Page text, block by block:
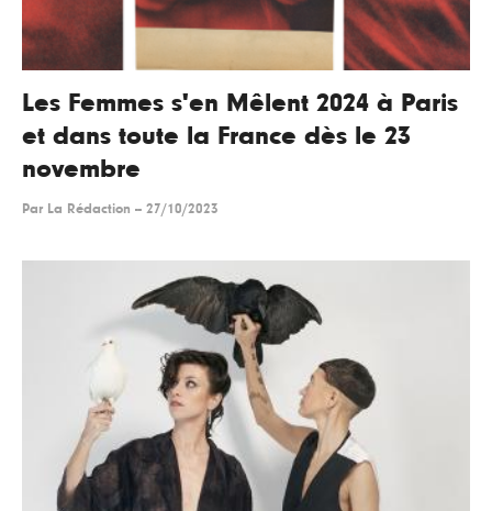
Les Femmes s'en Mêlent 2024 à Paris
et dans toute la France dès le 23
novembre
Par La Rédaction -- 27/10/2023